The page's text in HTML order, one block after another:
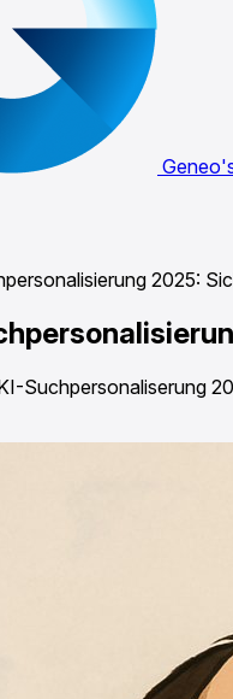
2025:
Suchpersonaliserung